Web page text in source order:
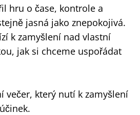
hru o čase, kontrole a
jasná jako znepokojivá.
k zamyšlení nad vlastní
jak si chceme uspořádat
večer, který nutí k zamyšlení